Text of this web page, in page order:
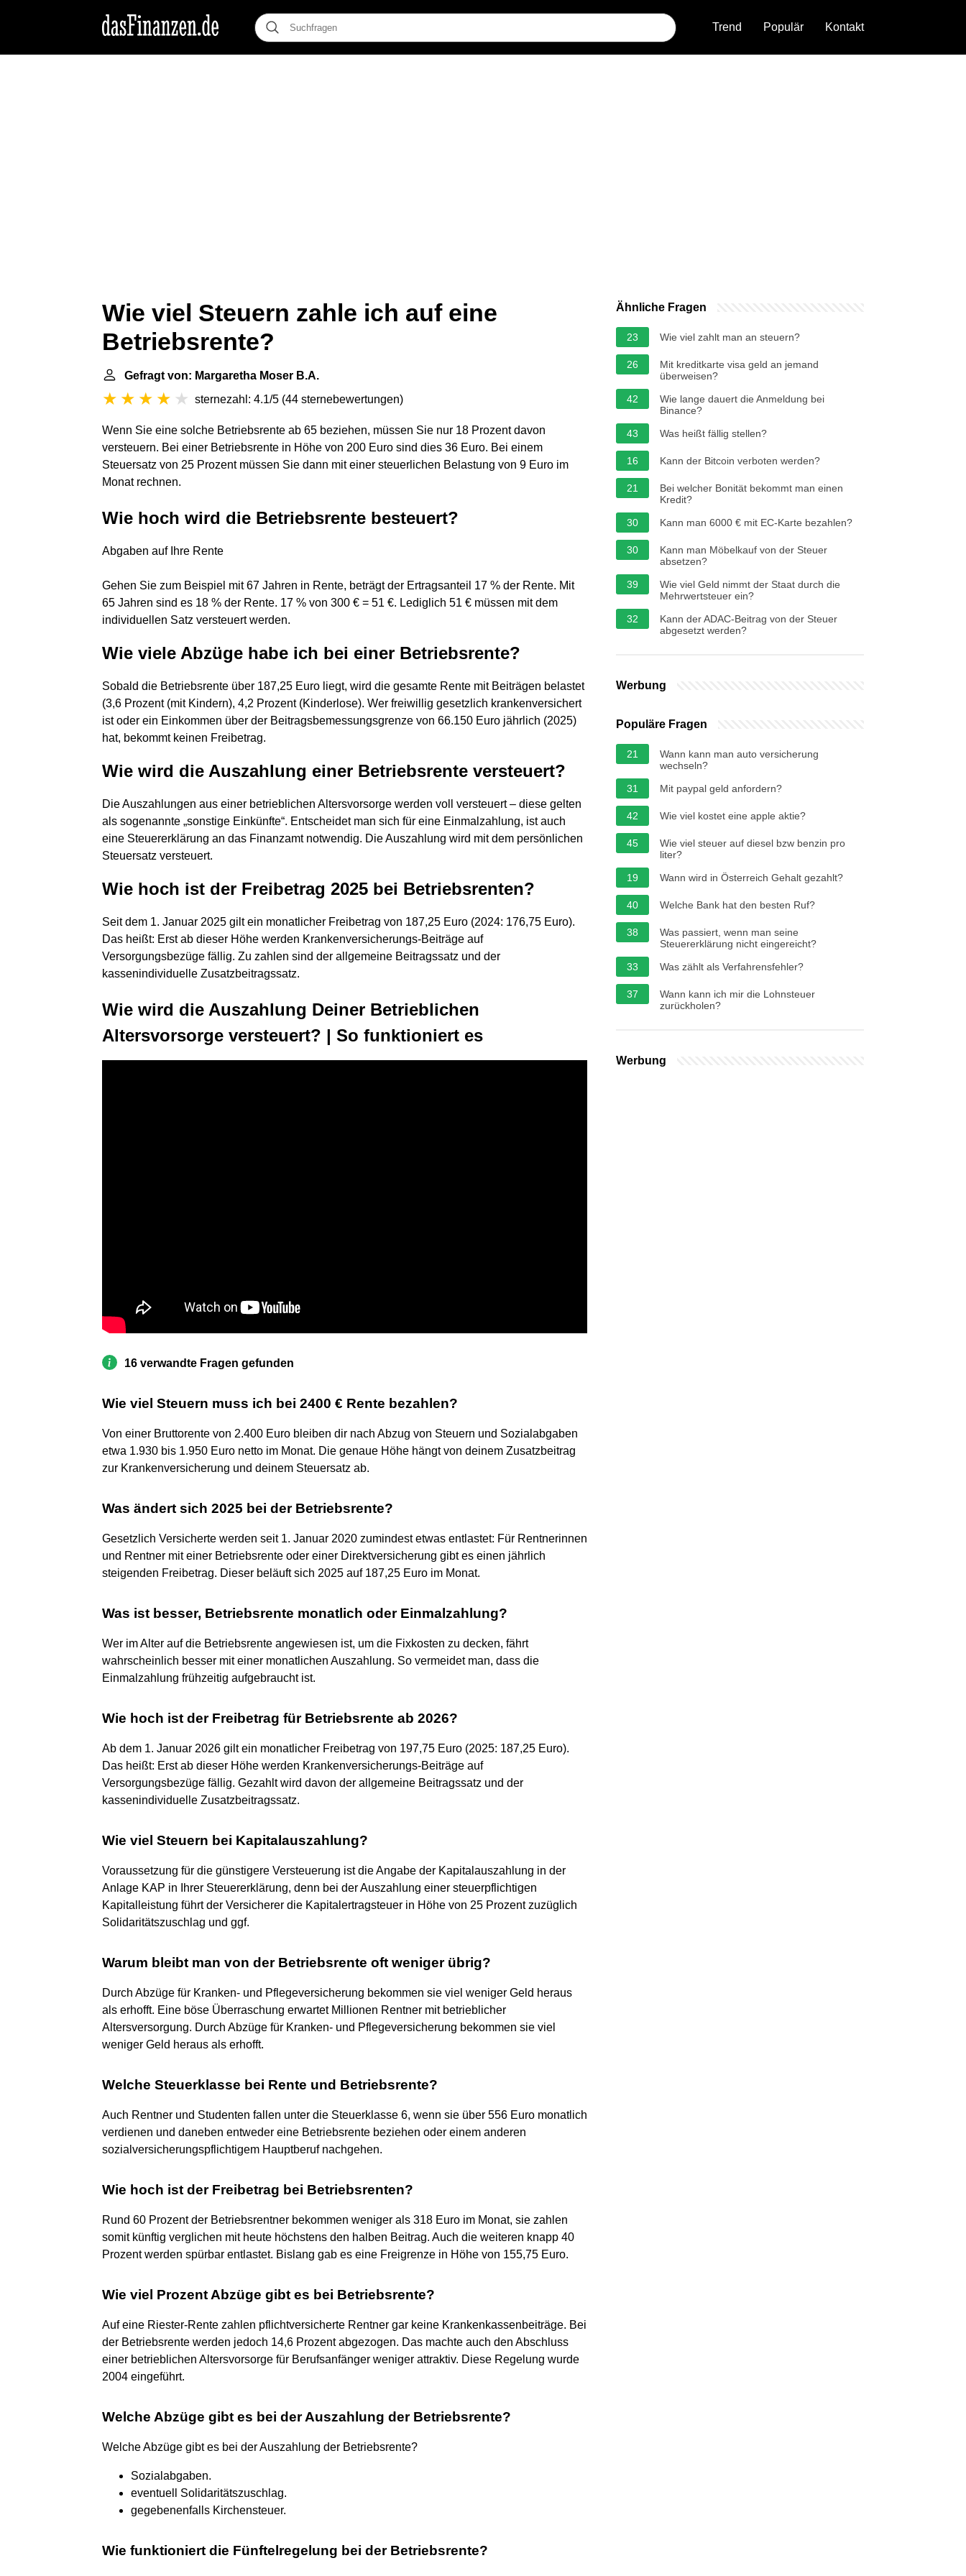
Trend Populär Kontakt
Wie viel Steuern zahle ich auf eine
Betriebsrente?
Gefragt von: Margaretha Moser B.A.
sternezahl: 4.1/5 (44 sternebewertungen)
Wenn Sie eine solche Betriebsrente ab 65 beziehen, müssen Sie nur 18 Prozent davon
versteuern. Bei einer Betriebsrente in Höhe von 200 Euro sind dies 36 Euro. Bei einem
Steuersatz von 25 Prozent müssen Sie dann mit einer steuerlichen Belastung von 9 Euro im
Monat rechnen.
Wie hoch wird die Betriebsrente besteuert?
Abgaben auf Ihre Rente
Gehen Sie zum Beispiel mit 67 Jahren in Rente, beträgt der Ertragsanteil 17 % der Rente. Mit
65 Jahren sind es 18 % der Rente. 17 % von 300 € = 51 €. Lediglich 51 € müssen mit dem
individuellen Satz versteuert werden.
Wie viele Abzüge habe ich bei einer Betriebsrente?
Sobald die Betriebsrente über 187,25 Euro liegt, wird die gesamte Rente mit Beiträgen belastet
(3,6 Prozent (mit Kindern), 4,2 Prozent (Kinderlose). Wer freiwillig gesetzlich krankenversichert
ist oder ein Einkommen über der Beitragsbemessungsgrenze von 66.150 Euro jährlich (2025)
hat, bekommt keinen Freibetrag.
Wie wird die Auszahlung einer Betriebsrente versteuert?
Die Auszahlungen aus einer betrieblichen Altersvorsorge werden voll versteuert – diese gelten
als sogenannte „sonstige Einkünfte“. Entscheidet man sich für eine Einmalzahlung, ist auch
eine Steuererklärung an das Finanzamt notwendig. Die Auszahlung wird mit dem persönlichen
Steuersatz versteuert.
Wie hoch ist der Freibetrag 2025 bei Betriebsrenten?
Seit dem 1. Januar 2025 gilt ein monatlicher Freibetrag von 187,25 Euro (2024: 176,75 Euro).
Das heißt: Erst ab dieser Höhe werden Krankenversicherungs-Beiträge auf
Versorgungsbezüge fällig. Zu zahlen sind der allgemeine Beitragssatz und der
kassenindividuelle Zusatzbeitragssatz.
Wie wird die Auszahlung Deiner Betrieblichen
Altersvorsorge versteuert? | So funktioniert es
16 verwandte Fragen gefunden
Wie viel Steuern muss ich bei 2400 € Rente bezahlen?
Von einer Bruttorente von 2.400 Euro bleiben dir nach Abzug von Steuern und Sozialabgaben
etwa 1.930 bis 1.950 Euro netto im Monat. Die genaue Höhe hängt von deinem Zusatzbeitrag
zur Krankenversicherung und deinem Steuersatz ab.
Was ändert sich 2025 bei der Betriebsrente?
Gesetzlich Versicherte werden seit 1. Januar 2020 zumindest etwas entlastet: Für Rentnerinnen
und Rentner mit einer Betriebsrente oder einer Direktversicherung gibt es einen jährlich
steigenden Freibetrag. Dieser beläuft sich 2025 auf 187,25 Euro im Monat.
Was ist besser, Betriebsrente monatlich oder Einmalzahlung?
Wer im Alter auf die Betriebsrente angewiesen ist, um die Fixkosten zu decken, fährt
wahrscheinlich besser mit einer monatlichen Auszahlung. So vermeidet man, dass die
Einmalzahlung frühzeitig aufgebraucht ist.
Wie hoch ist der Freibetrag für Betriebsrente ab 2026?
Ab dem 1. Januar 2026 gilt ein monatlicher Freibetrag von 197,75 Euro (2025: 187,25 Euro).
Das heißt: Erst ab dieser Höhe werden Krankenversicherungs-Beiträge auf
Versorgungsbezüge fällig. Gezahlt wird davon der allgemeine Beitragssatz und der
kassenindividuelle Zusatzbeitragssatz.
Wie viel Steuern bei Kapitalauszahlung?
Voraussetzung für die günstigere Versteuerung ist die Angabe der Kapitalauszahlung in der
Anlage KAP in Ihrer Steuererklärung, denn bei der Auszahlung einer steuerpflichtigen
Kapitalleistung führt der Versicherer die Kapitalertragsteuer in Höhe von 25 Prozent zuzüglich
Solidaritätszuschlag und ggf.
Warum bleibt man von der Betriebsrente oft weniger übrig?
Durch Abzüge für Kranken- und Pflegeversicherung bekommen sie viel weniger Geld heraus
als erhofft. Eine böse Überraschung erwartet Millionen Rentner mit betrieblicher
Altersversorgung. Durch Abzüge für Kranken- und Pflegeversicherung bekommen sie viel
weniger Geld heraus als erhofft.
Welche Steuerklasse bei Rente und Betriebsrente?
Auch Rentner und Studenten fallen unter die Steuerklasse 6, wenn sie über 556 Euro monatlich
verdienen und daneben entweder eine Betriebsrente beziehen oder einem anderen
sozialversicherungspflichtigem Hauptberuf nachgehen.
Wie hoch ist der Freibetrag bei Betriebsrenten?
Rund 60 Prozent der Betriebsrentner bekommen weniger als 318 Euro im Monat, sie zahlen
somit künftig verglichen mit heute höchstens den halben Beitrag. Auch die weiteren knapp 40
Prozent werden spürbar entlastet. Bislang gab es eine Freigrenze in Höhe von 155,75 Euro.
Wie viel Prozent Abzüge gibt es bei Betriebsrente?
Auf eine Riester-Rente zahlen pflichtversicherte Rentner gar keine Krankenkassenbeiträge. Bei
der Betriebsrente werden jedoch 14,6 Prozent abgezogen. Das machte auch den Abschluss
einer betrieblichen Altersvorsorge für Berufsanfänger weniger attraktiv. Diese Regelung wurde
2004 eingeführt.
Welche Abzüge gibt es bei der Auszahlung der Betriebsrente?
Welche Abzüge gibt es bei der Auszahlung der Betriebsrente?
Sozialabgaben.
eventuell Solidaritätszuschlag.
gegebenenfalls Kirchensteuer.
Wie funktioniert die Fünftelregelung bei der Betriebsrente?
Ähnliche Fragen
23 Wie viel zahlt man an steuern?
26
Mit kreditkarte visa geld an jemand
überweisen?
42
Wie lange dauert die Anmeldung bei
Binance?
43
Was heißt fällig stellen?
16 Kann der Bitcoin verboten werden?
21
Bei welcher Bonität bekommt man einen
Kredit?
30
Kann man 6000 € mit EC-Karte bezahlen?
30
Kann man Möbelkauf von der Steuer
absetzen?
39
Wie viel Geld nimmt der Staat durch die
Mehrwertsteuer ein?
32
Kann der ADAC-Beitrag von der Steuer
abgesetzt werden?
Werbung
Populäre Fragen
21
Wann kann man auto versicherung
wechseln?
31
Mit paypal geld anfordern?
42 Wie viel kostet eine apple aktie?
45
Wie viel steuer auf diesel bzw benzin pro
liter?
19
Wann wird in Österreich Gehalt gezahlt?
40 Welche Bank hat den besten Ruf?
38
Was passiert, wenn man seine
Steuererklärung nicht eingereicht?
33
Was zählt als Verfahrensfehler?
37
Wann kann ich mir die Lohnsteuer
zurückholen?
Werbung